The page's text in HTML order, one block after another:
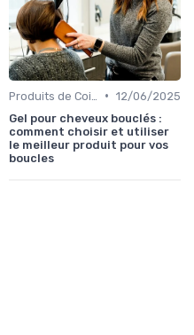
• 12/06/2025
Gel pour cheveux bouclés :
comment choisir et utiliser
le meilleur produit pour vos
boucles